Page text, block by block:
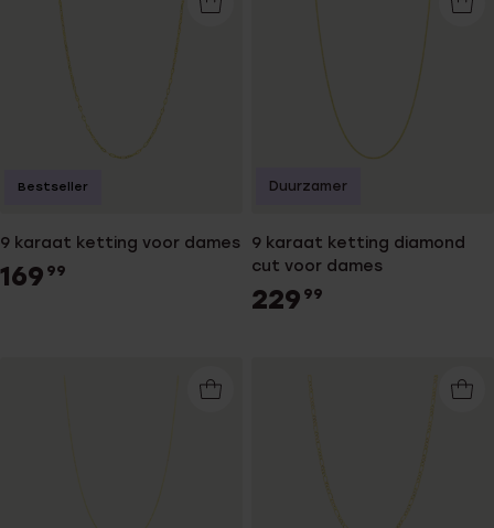
9 karaat ketting voor dames
169 99
Bestseller
9 karaat ketting diamond
cut voor dames
229 99
Duurzamer